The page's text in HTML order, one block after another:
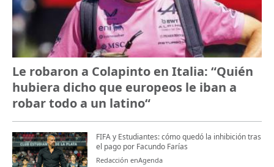
Le robaron a Colapinto en Italia: “Quién
hubiera dicho que europeos le iban a
robar todo a un latino“
FIFA y Estudiantes: cómo quedó la inhibición tras
el pago por Facundo Farías
Redacción enAgenda